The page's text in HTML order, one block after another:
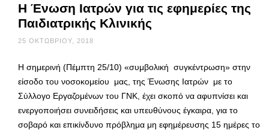
Η Ένωση Ιατρών για τις εφημερίες της
Παιδιατρικής Κλινικής
25 ΟΚΤΩΒΡΊΟΥ, 2018
Η σημερινή (Πέμπτη 25/10) «συμβολική συγκέντρωση» στην
είσοδο του νοσοκομείου μας, της Ένωσης Ιατρών με το
Σύλλογο Εργαζομένων του ΓΝΚ, έχει σκοπό να αφυπνίσει και
ενεργοποιήσει συνειδήσεις και υπευθύνους έγκαιρα, για το
σοβαρό και επικίνδυνο πρόβλημα μη εφημέρευσης 15 ημέρες το